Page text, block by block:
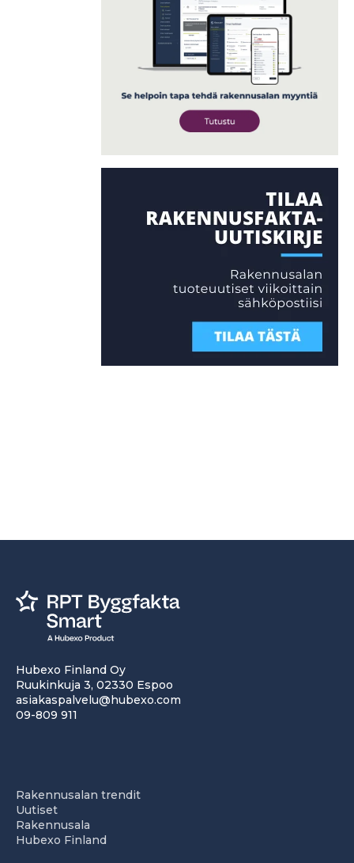
Hubexo Finland Oy
Ruukinkuja 3, 02330 Espoo
asiakaspalvelu@hubexo.com
09-809 911
Rakennusalan trendit
Uutiset
Rakennusala
Hubexo Finland